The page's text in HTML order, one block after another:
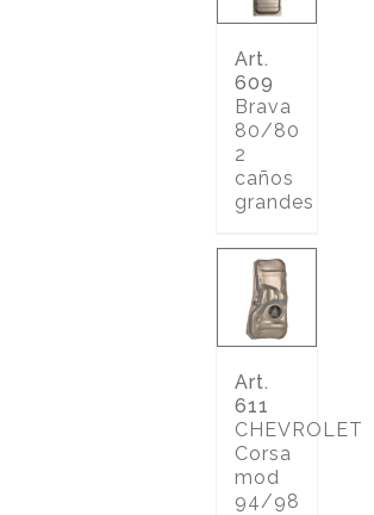
Art.
609
Brava
80/80
2
caños
grandes
Art.
611
CHEVROLET
Corsa
mod
94/98